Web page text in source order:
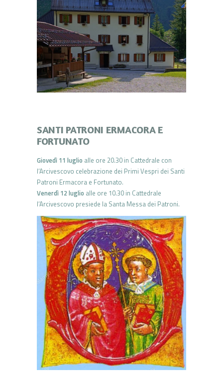
SANTI PATRONI ERMACORA E
FORTUNATO
Giovedì 11 luglio alle ore 20.30 in Cattedrale con
l’Arcivescovo celebrazione dei Primi Vespri dei Santi
Patroni Ermacora e Fortunato.
Venerdì 12 luglio alle ore 10.30 in Cattedrale
l’Arcivescovo presiede la Santa Messa dei Patroni.